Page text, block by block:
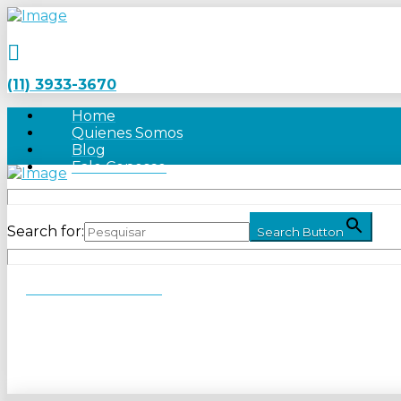
(11) 3933-3670
Home
Quienes Somos
Blog
Fale Conosco
Search for: Search Button